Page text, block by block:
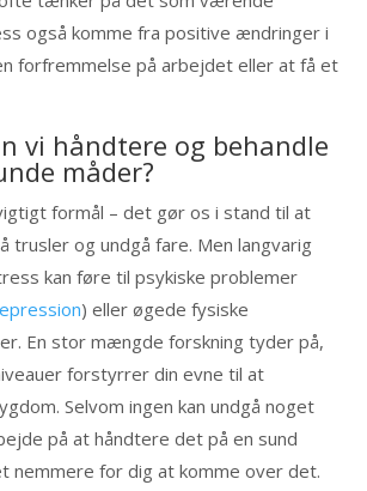
også komme fra positive ændringer i
forfremmelse på arbejdet eller at få et
vi håndtere og behandle
måder?
formål – det gør os i stand til at
trusler og undgå fare. Men langvarig
kan føre til psykiske problemer
) eller øgede fysiske
En stor mængde forskning tyder på,
forstyrrer din evne til at
Selvom ingen kan undgå noget
på at håndtere det på en sund
nemmere for dig at komme over det.